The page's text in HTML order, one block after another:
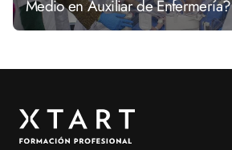
Medio en Auxiliar de Enfermería?